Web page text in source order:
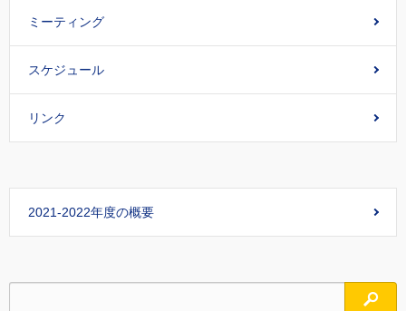
ミーティング
スケジュール
リンク
2021-2022年度の概要
検索